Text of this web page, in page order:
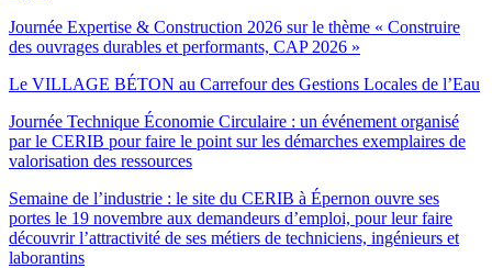
Journée Expertise & Construction 2026 sur le thème « Construire
des ouvrages durables et performants, CAP 2026 »
Le VILLAGE BÉTON au Carrefour des Gestions Locales de l’Eau
Journée Technique Économie Circulaire : un événement organisé
par le CERIB pour faire le point sur les démarches exemplaires de
valorisation des ressources
Semaine de l’industrie : le site du CERIB à Épernon ouvre ses
portes le 19 novembre aux demandeurs d’emploi, pour leur faire
découvrir l’attractivité de ses métiers de techniciens, ingénieurs et
laborantins